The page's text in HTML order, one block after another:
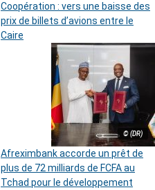
Coopération : vers une baisse des
prix de billets d’avions entre le
Caire
© (DR)
Afreximbank accorde un prêt de
plus de 72 milliards de FCFA au
Tchad pour le développement